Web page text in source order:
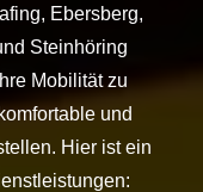
Ebersberg,
Steinhöring
Mobilität zu
und
Hier ist ein